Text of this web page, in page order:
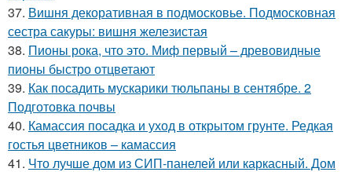
37. Вишня декоративная в подмосковье. Подмосковная
сестра сакуры: вишня железистая
38. Пионы рока, что это. Миф первый – древовидные
пионы быстро отцветают
39. Как посадить мускарики тюльпаны в сентябре. 2
Подготовка почвы
40. Камассия посадка и уход в открытом грунте. Редкая
гостья цветников – камассия
41. Что лучше дом из СИП-панелей или каркасный. Дом